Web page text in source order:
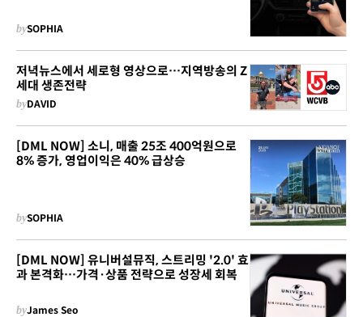
bySOPHIA
저녁뉴스에서 세로형 영상으로…지역방송의 Z
세대 생존전략
byDAVID
[DML NOW] 소니, 매출 25조 400억원으로
8% 증가, 영업이익은 40% 급상승
bySOPHIA
[DML NOW] 유니버설뮤직, 스트리밍 '2.0' 효
과 본격화…가격·상품 전략으로 성장세 회복
byJames Seo